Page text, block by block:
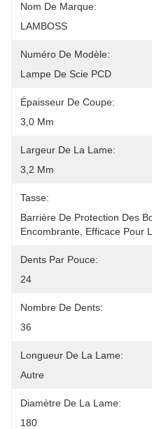
Nom De Marque:
LAMBOSS
Numéro De Modèle:
Lampe De Scie PCD
Épaisseur De Coupe:
3,0 Mm
Largeur De La Lame:
3,2 Mm
Tasse:
Barrière De Protection Des
Encombrante, Efficace Pour
Dents Par Pouce:
24
Nombre De Dents:
36
Longueur De La Lame:
Autre
Diamètre De La Lame:
180